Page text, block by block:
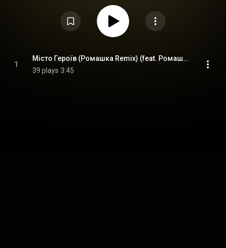
1
Місто Героїв (Ромашка Remix) (feat. Ромашка)
39 plays 3:45